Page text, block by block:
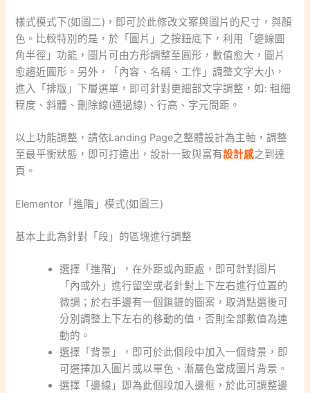
樣式模式下(如圖二)，即可於此修改文案與圖片的尺寸，與顏
色。比較特別的是，於「圖片」之按鈕底下，利用「邊線圓
角半徑」功能，圖片可由方形調整至圓形，數值愈大，圖片
愈趨近圓形。另外，「內容、名稱、工作」調整文字大小，
進入「排版」下層選單，即可針對更細部文字調整，如: 粗細
程度、斜體、刪除線(通過線)、行高、字元間距。
以上功能調整，請依Landing Page之整體設計為主軸，調整
至最平衡狀態，即可打造出，設計一致與富有設計感之到達
頁。
Elementor「進階」模式(如圖三)
基本上此為針對「段」的區塊進行調整
選擇「進階」，在外距或內距處，即可針對圖片
「內或外」進行留空或者針對上下左右進行位置的
微調；於右手邊有一個鎖鏈的圖案，取消點選後可
分別調整上下左右的移動的值，否則全部數值為連
動的。
選擇「背景」，即可於此個段中加入一個背景，即
可選擇加入圖片或以單色、漸層色當成圖片背景。
選擇「邊線」即為此個段加入邊框，於此可調整邊